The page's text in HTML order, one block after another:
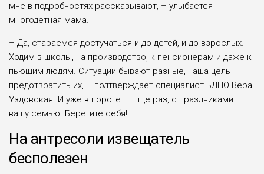
мне в подробностях рассказывают, – улыбается
многодетная мама.
– Да, стараемся достучаться и до детей, и до взрослых.
Ходим в школы, на производство, к пенсионерам и даже к
пьющим людям. Ситуации бывают разные, наша цель –
предотвратить их, – подтверждает специалист БДПО Вера
Уздовская. И уже в пороге: – Ещё раз, с праздниками
вашу семью. Берегите себя!
На антресоли извещатель
бесполезен